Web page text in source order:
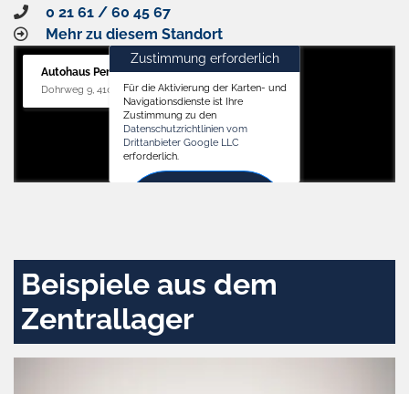
0 21 61 / 60 45 67
Mehr zu diesem Standort
Autohaus Penders (Service)
Dohrweg 9, 41066 Mönchengladbach
Zustimmung erforderlich
Für die Aktivierung der Karten- und
Navigationsdienste ist Ihre
Zustimmung zu den
Datenschutzrichtlinien vom
Drittanbieter Google LLC
erforderlich.
Beispiele aus dem
Zentrallager